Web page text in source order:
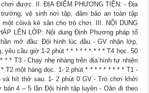
chơi được. II. ĐỊA ĐIỂM PHƯƠNG TIỆN: - Địa
vệ sinh nơi tập, đảm bảo an toàn tập
một còivà kẻ sân cho trò chơi. III. NỘI DUNG
LÊN LỚP: Nội dung Định Phương pháp tổ
mở đầu: Đội hình lúc đầu - GV nhận lớp,
yêu cầu giờ 1-2 phút * * * * * * * * * T4 học. 50
* * T3 - Chạy nhẹ nhàng trên địa hình tự nhiên
T2 một hàng dọc. 1- 2 phút * * * * * * * * * T1 -
và hít thở sau. 1- 2 phút 0 GV - Trò chơi khởi
bản 4 – 5 lần Đội hình tập luyện - Oân đi theo